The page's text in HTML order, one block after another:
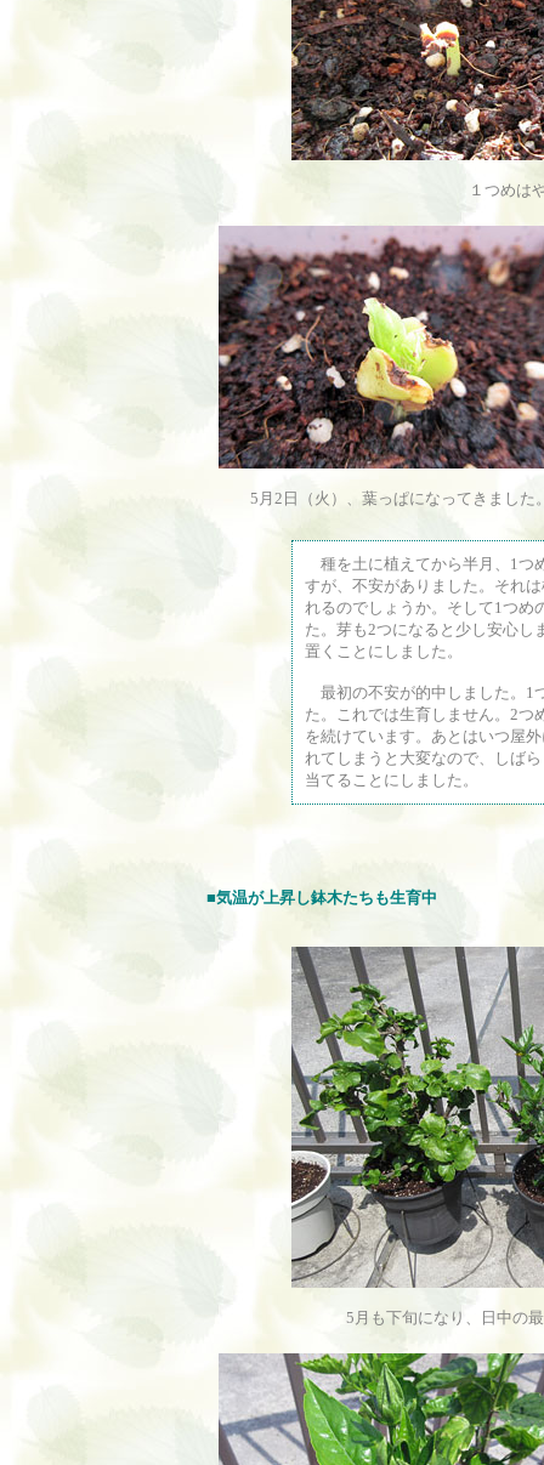
１つめは
5月2日（火）、葉っぱになってきました
種を土に植えてから半月、1つ
すが、不安がありました。それ
れるのでしょうか。そして1つめ
た。芽も2つになると少し安心し
置くことにしました。
最初の不安が的中しました。1
た。これでは生育しません。2つ
を続けています。あとはいつ屋
れてしまうと大変なので、しば
当てることにしました。
■気温が上昇し鉢木たちも生育中
5月も下旬になり、日中の